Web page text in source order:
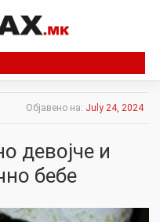
Објавено на: July 24, 2024
девојче и
бебе